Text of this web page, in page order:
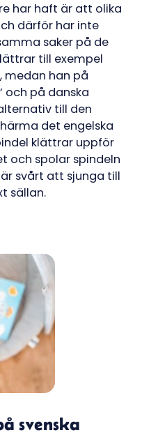
har haft är att olika
därför har inte
saker på de
till exempel
medan han på
och på danska
till den
det engelska
klättrar uppför
och spolar spindeln
svårt att sjunga till
sällan.
svenska